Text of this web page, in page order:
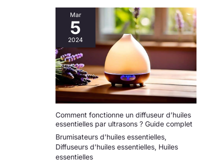
Mar
5
2024
Comment fonctionne un diffuseur d’huiles
essentielles par ultrasons ? Guide complet
Brumisateurs d'huiles essentielles,
Diffuseurs d'huiles essentielles, Huiles
essentielles